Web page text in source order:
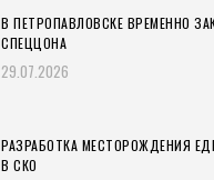
В ПЕТРОПАВЛОВСКЕ ВРЕМЕННО
СПЕЦЦОНА
29.07.2026
РАЗРАБОТКА МЕСТОРОЖДЕНИЯ
В СКО